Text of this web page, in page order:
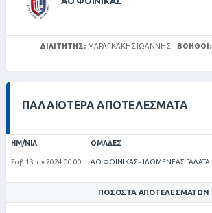
ΔΙΑΙΤΗΤΉΣ: ΜΑΡΑΓΚΆΚΗΣ ΙΩΆΝΝΗΣ ΒΟΗΘΟΊ:
ΠΑΛΑΙΌΤΕΡΑ ΑΠΟΤΕΛΈΣΜΑΤΑ
ΗΜ/ΝΊΑ ΟΜΆΔΕΣ
Σαβ 13 Ιαν 2024 00:00 ΑΟ ΦΟΙΝΙΚΑΣ - ΙΔΟΜΕΝΕΑΣ ΓΑΛΑΤΑ
ΠΟΣΟΣΤΆ ΑΠΟΤΕΛΕΣΜΆΤΩΝ